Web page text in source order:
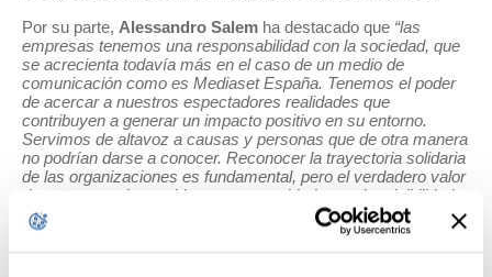
Por su parte, Alessandro Salem ha destacado que “las
empresas tenemos una responsabilidad con la sociedad, que
se acrecienta todavía más en el caso de un medio de
comunicación como es Mediaset España. Tenemos el poder
de acercar a nuestros espectadores realidades que
contribuyen a generar un impacto positivo en su entorno.
Servimos de altavoz a causas y personas que de otra manera
no podrían darse a conocer. Reconocer la trayectoria solidaria
de las organizaciones es fundamental, pero el verdadero valor
de estos premios reside en su capacidad para dar visibilidad a
lo que realmente importa: las personas cuyas vidas han sido
transformadas gracias a esa labor. Esa es la mayor fuente de
inspiración para todos nosotros”.